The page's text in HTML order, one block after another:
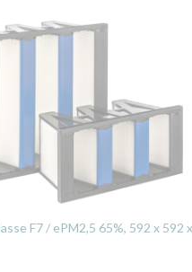
F7 / ePM2,5 65%, 592 x 592